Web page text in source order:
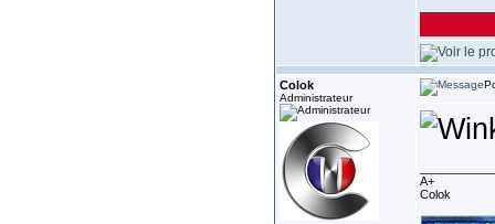
Colok
Administrateur
A+
Colok